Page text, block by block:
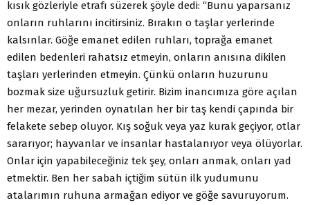
kısık gözleriyle etrafı süzerek şöyle dedi: “Bunu yaparsanız
onların ruhlarını incitirsiniz. Bırakın o taşlar yerlerinde
kalsınlar. Göğe emanet edilen ruhları, toprağa emanet
edilen bedenleri rahatsız etmeyin, onların anısına dikilen
taşları yerlerinden etmeyin. Çünkü onların huzurunu
bozmak size uğursuzluk getirir. Bizim inancımıza göre açılan
her mezar, yerinden oynatılan her bir taş kendi çapında bir
felakete sebep oluyor. Kış soğuk veya yaz kurak geçiyor, otlar
sararıyor; hayvanlar ve insanlar hastalanıyor veya ölüyorlar.
Onlar için yapabileceğiniz tek şey, onları anmak, onları yad
etmektir. Ben her sabah içtiğim sütün ilk yudumunu
atalarımın ruhuna armağan ediyor ve göğe savuruyorum.